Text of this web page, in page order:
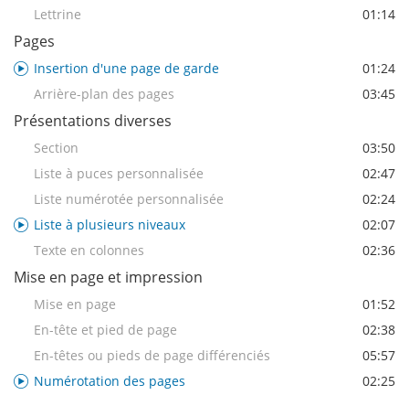
Lettrine
01:14
Pages
Insertion d'une page de garde
01:24
Arrière-plan des pages
03:45
Présentations diverses
Section
03:50
Liste à puces personnalisée
02:47
Liste numérotée personnalisée
02:24
Liste à plusieurs niveaux
02:07
Texte en colonnes
02:36
Mise en page et impression
Mise en page
01:52
En-tête et pied de page
02:38
En-têtes ou pieds de page différenciés
05:57
Numérotation des pages
02:25